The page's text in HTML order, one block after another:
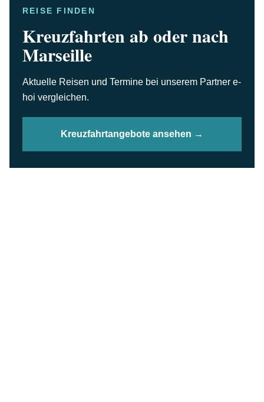
REISE FINDEN
Kreuzfahrten ab oder nach
Marseille
Aktuelle Reisen und Termine bei unserem Partner e-
hoi vergleichen.
Kreuzfahrtangebote ansehen →